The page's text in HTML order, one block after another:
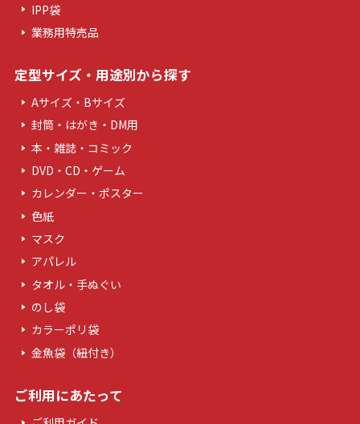
IPP袋
業務用特売品
定型サイズ・用途別から探す
Aサイズ・Bサイズ
封筒・はがき・DM用
本・雑誌・コミック
DVD・CD・ゲーム
カレンダー・ポスター
色紙
マスク
アパレル
タオル・手ぬぐい
のし袋
カラーポリ袋
金魚袋（紐付き）
ご利用にあたって